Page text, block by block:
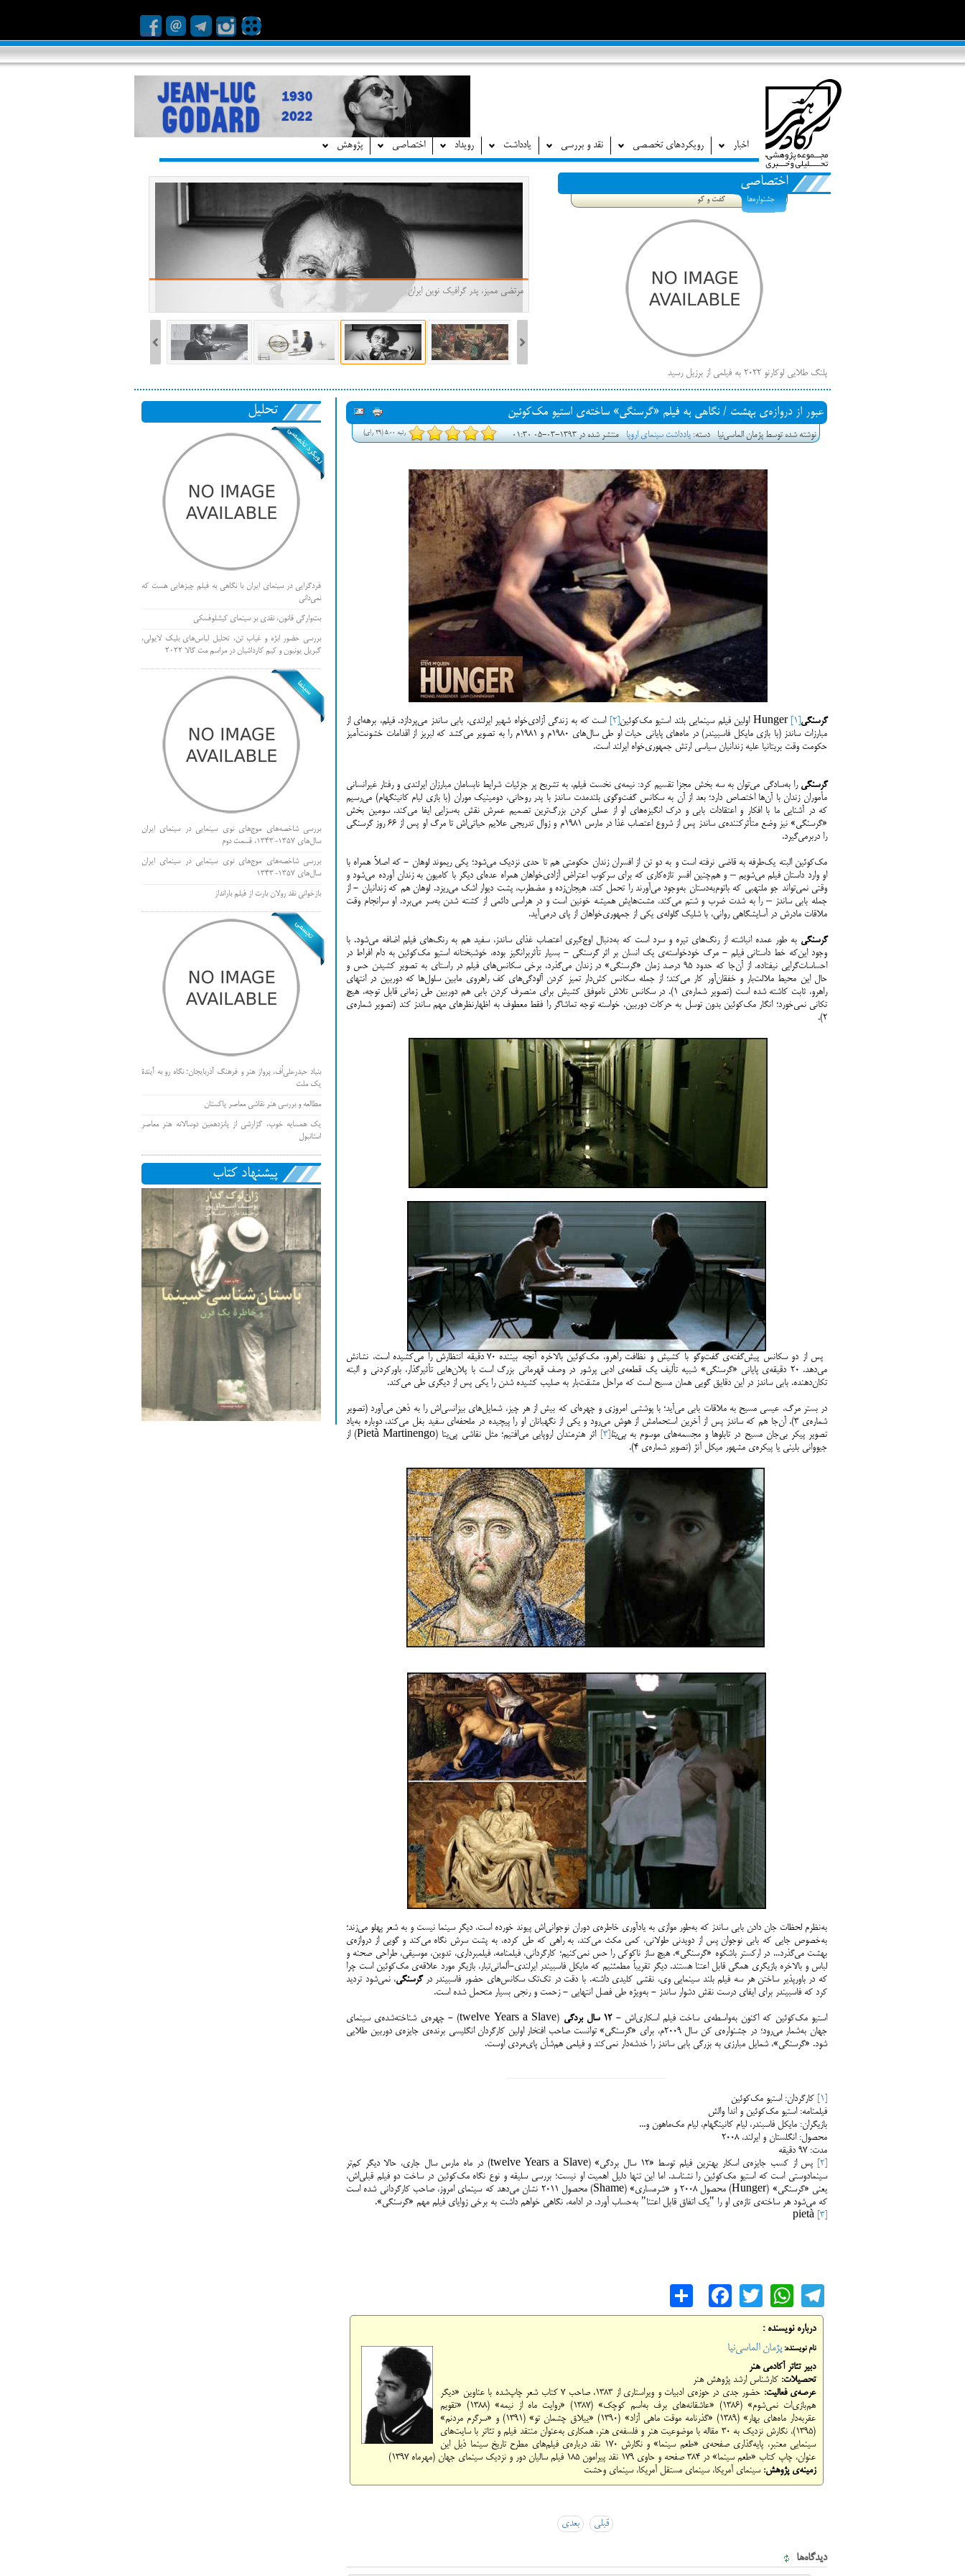
اخبار رویکردهای تخصصی نقد و بررسی یادداشت رویداد اختصاصی پژوهش
اختصاصی
جشنواره‌ها گفت و گو
پلنگ طلایی لوکارنو ۲۰۲۲ به فیلمی از برزیل رسید
فهرست فیلم‌های بخش مسابقه جشنواره فیلم ونیز ۲۰۲۲ مشخص شد، سهم پررنگ
ایرانی‌ها
بیرون راندن فیلم‌های منتسب به حامیان کرملین از جشنواره کن، راه برای مستقل‌ها
باز است
نگاهی به فیلم ابلق نرگس آبیار، پخته اما تکراری
عبور از دروازه‌ی بهشت / نگاهی به فیلم «گرسنگی» ساخته‌ی استیو مک‌کوئین
رتبه 5.00 (29 رای) نوشته شده توسط پژمان الماسی‌نیا دسته:یادداشت سینمای اروپا منتشر شده در 1393-03-05 01:30
گرسنگی Hunger اولین فیلم سینمایی بلند استیو مک‌کوئین [2]
است که به زندگی آزادی‌خواه شهیر ایرلندی، بابی ساندز می‌پردازد. فیلم، برهه‌ای از
مبارزات ساندز (با بازی مایکل فاسبیندر) در ماه‌های پایانی حیات او طی سال‌های ۱۹۸۰م و ۱۹۸۱م را به تصویر می‌کشد که لبریز از اقدامات خشونت‌آمیز
حکومت وقت بریتانیا علیه زندانیان سیاسی ارتش جمهوری‌خواه ایرلند است.
گرسنگی را به‌سادگی می‌توان به سه بخش مجزا تقسیم کرد: نیمه‌ی نخست فیلم، به تشریح پر جزئیات شرایط نابسامان مبارزان ایرلندی و رفتار غیرانسانی
مأموران زندان با آن‌ها اختصاص دارد؛ بعد از آن به سکانس گفت‌وگوی بلندمدت ساندز با پدر روحانی، دومینیک موران (با بازی لیام کانینگهام) می‌رسیم
که در آشنایی ما با افکار و اعتقادات بابی و درک انگیزه‌های او از عملی کردن بزرگ‌ترین تصمیم عمرش نقش به‌سزایی ایفا می‌کند. سومین بخش
«گرسنگی» نیز وضع متأثرکننده‌ی ساندز پس از شروع اعتصاب غذا در مارس ۱۹۸۱م و زوال تدریجی علایم حیاتی‌اش تا مرگ او پس از ۶۶ روز گرسنگی
را دربرمی‌گیرد.
مک‌کوئین البته یک‌طرفه به قاضی نرفته است و به دو تن از افسران زندان حکومتی هم تا حدی نزدیک می‌شود؛ یکی ریموند لوهان - که اصلاً همراه با
او وارد داستان فیلم می‌شویم – و هم‌چنین افسر تازه‌کاری که برای سرکوب اعتراض آزادی‌خواهان همراه عده‌ای دیگر با کامیون به زندان آورده می‌شود و
وقتی نمی‌تواند جو ملتهبی که باتوم‌به‌دستان به‌وجود می‌آورند را تحمل کند، هیجان‌زده و مضطرب، پشت دیوار اشک می‌ریزد. لوهان هم که زندانیان - از
جمله بابی ساندز – را به شدت ضرب و شتم می‌کند، مشت‌هایش همیشه خونین است و در هراسی دائمی از کشته شدن به‌سر می‌برد. او سرانجام وقت
ملاقات مادرش در آسایشگاهی روانی، با شلیک گلوله‌ی یکی از جمهوری‌خواهان از پای درمی‌آید.
گرسنگی به طور عمده انباشته از رنگ‌های تیره و سرد است که به‌دنبال اوج‌گیری اعتصاب غذای ساندز، سفید هم به رنگ‌های فیلم اضافه می‌شود. با
وجود این‌که خط داستانی فیلم - مرگ خودخواسته‌ی یک انسان بر اثر گرسنگی - بسیار تأثربرانگیز بوده، خوشبختانه استیو مک‌کوئین به دام افراط در
احساسات‌گرایی نیفتاده. از آن‌جا که حدود ۹۵ درصد زمان «گرسنگی» در زندان می‌گذرد، برخی سکانس‌های فیلم در راستای به تصویر کشیدن حس و
حال این محیط ملالت‌بار و خفقان‌آور کار می‌کند؛ از جمله سکانس کش‌دار تمیز کردن آلودگی‌های کف راهروی مابین سلول‌ها که دوربین در انتهای
راهرو، ثابت کاشته شده است (تصویر شماره‌ی ۱). در سکانس تلاش ناموفق کشیش برای منصرف کردن بابی هم دوربین طی زمانی قابل توجه، هیچ
تکانی نمی‌خورد؛ انگار مک‌کوئین بدون توسل به حرکات دوربین، خواسته توجه تماشاگر را فقط معطوف به اظهارنظرهای مهم ساندز کند (تصویر شماره‌ی
۲).
پس از دو سکانس پیش‌گفته‌ی گفت‌وگو با کشیش و نظافت راهرو، مک‌کوئین بالاخره آنچه بیننده ۷۰ دقیقه انتظارش را می‌کشیده است، نشانش
می‌دهد. ۲۰ دقیقه‌ی پایانی «گرسنگی» شبیه تألیف یک قطعه‌ی ادبی پرشور در وصف قهرمانی بزرگ است با پلان‌هایی تأثیرگذار، باورکردنی و البته
تکان‌دهنده. بابی ساندز در این دقایق گویی همان مسیح است که مراحل مشقت‌بار به صلیب کشیده شدن را یکی‌ پس از دیگری طی می‌کند.
در بستر مرگ، عیسی مسیح به ملاقات بابی می‌آید؛ با پوششی امروزی و چهره‌ای که بیش از هر چیز، شمایل‌های بیزانسی‌اش را به ذهن می‌آورد (تصویر
شماره‌ی ۳). آن‌جا هم که ساندز پس از آخرین استحمامش از هوش می‌رود و یکی از نگهبانان او را پیچیده در ملحفه‌ای سفید بغل می‌کند، دوباره به‌یاد
تصویر پیکر بی‌جان مسیح در تابلوها و مجسمه‌های موسوم بهپی‌یتا [3]
اثر هنرمندان اروپایی می‌افتیم؛ مثل نقاشی پی‌یتا (Pietà Martinengo) از
جیووانی بلینی یا پیکره‌ی مشهور میکل آنژ (تصویر شماره‌ی ۴).
به‌نظرم لحظات جان دادن بابی ساندز که به‌طور موازی به یادآوری خاطره‌ی دوران نوجوانی‌اش پیوند خورده است، دیگر سینما نیست و به شعر پهلو می‌زند؛
به‌خصوص جایی که بابی نوجوان پس از دویدنی طولانی، کمی مکث می‌کند، به راهی که طی کرده، به پشت سرش نگاه می‌کند و گویی از دروازه‌ی
بهشت می‌گذرد... در ارکستر باشکوه «گرسنگی»، هیچ ساز ناکوکی را حس نمی‌کنیم؛ کارگردانی، فیلمنامه، فیلمبرداری، تدوین، موسیقی، طراحی صحنه و
لباس و بالاخره بازیگری همگی قابل اعتنا هستند. دیگر تقریباً مطمئنیم که مایکل فاسبیندر ایرلندی-آلمانی‌تبار، بازیگر مورد علاقه‌ی مک‌کوئین است چرا
که در باورپذیر ساختن هر سه فیلم بلند سینمایی وی، نقشی کلیدی داشته. با دقت در تک‌تک سکانس‌های حضور فاسبیندر درگرسنگی، نمی‌شود تردید
کرد که فاسبیندر برای ایفای درست نقش ‌دشوار ساندز - به‌ویژه طی فصل انتهایی - زحمت و رنجی بسیار متحمل شده است.
استیو مک‌کوئین که اکنون به‌واسطه‌ی ساخت فیلم اسکاری‌اش -۱۲ سال بردگی
(twelve Years a Slave) - چهره‌ی شناخته‌شده‌ی سینمای
جهان به‌شمار می‌رود؛ در جشنواره‌ی کن سال ۲۰۰۹م، برای «گرسنگی» توانست صاحب افتخار اولین کارگردان انگلیسی برنده‌ی جایزه‌ی دوربین طلایی
شود. «گرسنگی»، شمایل مبارزی به بزرگی بابی ساندز را خدشه‌دار نمی‌کند و فیلمی هم‌شأن پای‌مردی اوست.
كارگردان: استیو مک‌کوئین
فيلمنامه: استیو مک‌کوئین و اندا والش
بازيگران: مایکل فاسبندر، لیام کانینگهام، لیام مک‌ماهون و...
محصول: انگلستان و ایرلند، ۲۰۰۸
مدت: ۹۷ دقیقه
پس از کسب جایزه‌ی اسکار بهترین فیلم توسط «۱۲ سال بردگی» (twelve Years a Slave) در ماه مارس سال جاری، حالا دیگر کم‌تر
سینمادوستی است که استیو مک‌کوئین را نشناسد. اما این تنها دلیل اهمیت او نیست؛ بررسی سلیقه و نوع نگاه مک‌کوئین در ساخت دو فیلم قبلی‌اش،
یعنی «گرسنگی» (Hunger) محصول ۲۰۰۸ و «شرمساری» (Shame) محصول ۲۰۱۱ نشان می‌دهد که سینمای امروز، صاحب کارگردانی شده است
که می‌شود هر ساخته‌ی تازه‌ی او را "یک اتفاق قابل اعتنا" به‌حساب آورد. در ادامه، نگاهی خواهم داشت به برخی زوایای فیلم مهم «گرسنگی».
[3]
Telegram
WhatsApp
Twitter
Facebook
درباره نویسنده :
نام نویسنده: پژمان الماسی‌نیا
دبیر تئاتر آکادمی هنر
تحصیلات: کارشناس ارشد پژوهش هنر
عرصه‌ی فعالیت:
حضور جدی در حوزه‌ی ادبیات و ویراستاری از ۱۳۸۳، صاحب ۷ کتاب شعر چاپ‌شده با عناوین «دیگر
هم‌بازی‌ات‌ نمی‌شوم» (۱۳۸۶) «عاشقانه‌های ‌برف ‌به‌اسم ‌کوچک» (۱۳۸۷) «روایت ‌ماه ‌از نیمه» (۱۳۸۸) «تقویم
عقربه‌دار ماه‌های بهار» (۱۳۸۹) «گذرنامه موقت ماهی آزاد» (۱۳۹۰) «ییلاق ‌چشمان ‌تو» (۱۳۹۱) و «سرگرم مردنم»
(۱۳۹۵)، نگارش نزدیک به ۳۰ مقاله با موضوعیت هنر و فلسفه‌ی هنر، همکاری به‌عنوان منتقد فیلم و تئاتر با سایت‌های
سینمایی معتبر، پایه‌گذاری صفحه‌ی «طعم سینما» و نگارش ۱۷۰ نقد درباره‌ی فیلم‌های مطرح تاریخ سینما ذیل این
عنوان، چاپ کتاب «طعم سینما» در ۳۸۴ صفحه و حاوی ۱۷۹ نقد پیرامون ۱۸۵ فیلم سالیان دور و نزدیک سینمای جهان (مهرماه ۱۳۹۷)
زمینه‌ی پژوهش: سینمای آمریکا، سینمای مستقل آمریکا، سینمای وحشت
قبلی بعدی
دیدگاه‌ها
تحلیل
فردگرایی در سینمای ایران با نگاهی به فیلم چیزهایی هست که
نمی‌دانی
بت‌وارگی قانون، نقدی بر سینمای کیشلوفسکی
بررسی حضور ابژه و غیاب تن، تحلیل لباس‌های بلیک لایولی،
گبریل یونیون و کیم کارداشیان در مراسم مت گالا ۲۰۲۲
بررسی شاخصه‌های موج‌های نوی سینمایی در سینمای ایران
سال‌های 1357-1343، قسمت دوم
بررسی شاخصه‌های موج‌های نوی سینمایی در سینمای ایران
سال‌های 1357-1343
بازخوانی نقد رولان بارت از فیلم بارانداز
بنیاد حیدرعلی‌اُف، پرواز هنر و فرهنگ آذربایجان؛ نگاه رو به آیندۀ
یک ملت
مطالعه و بررسی هنر نقاشی معاصر پاکستان
یک همسایه خوب، گزارشی از پانزدهمین دوسالانه هنر معاصر
استانبول
پیشنهاد کتاب